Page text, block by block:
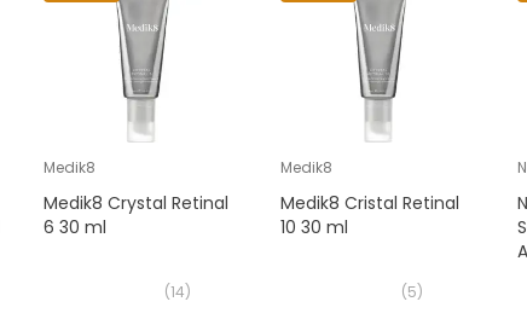
Medik8
Medik8 Crystal Retinal
6 30 ml
(14)
Medik8
Medik8 Cristal Retinal
10 30 ml
(5)